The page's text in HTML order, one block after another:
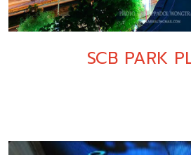
SCB PARK